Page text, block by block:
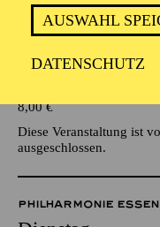
AUSWAHL
DATENSCHUTZ
Veranstalter: Eine
Essen
8,00€
Diese Veranstaltung ist
ausgeschlossen.
PHILHARMONIE ESSEN